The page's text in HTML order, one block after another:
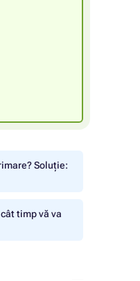
Soluție:
timp vă va